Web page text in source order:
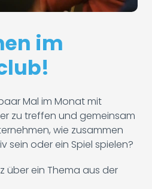
im
Mal im Monat mit
zu treffen und gemeinsam
wie zusammen
sein oder ein Spiel spielen?
über ein Thema aus der